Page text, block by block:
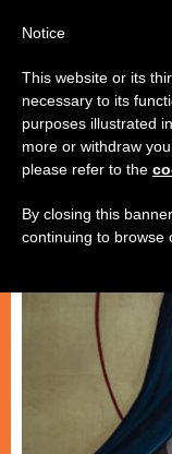
شهادات
Notice
This website or its
necessary to its
purposes illustrated
more or withdraw
please refer to the
By closing this
continuing to browse